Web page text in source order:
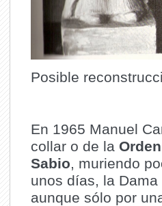
Posible
En 1965 Manuel
collar o de la
Sabio , muriendo
unos días, la
aunque sólo por